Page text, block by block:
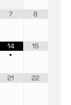
7 8
14
•
15
21 22